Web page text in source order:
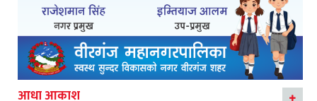
आधा आकाश